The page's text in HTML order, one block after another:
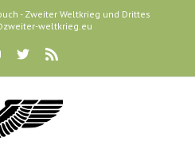
- Zweiter Weltkrieg und Drittes
weltkrieg.eu